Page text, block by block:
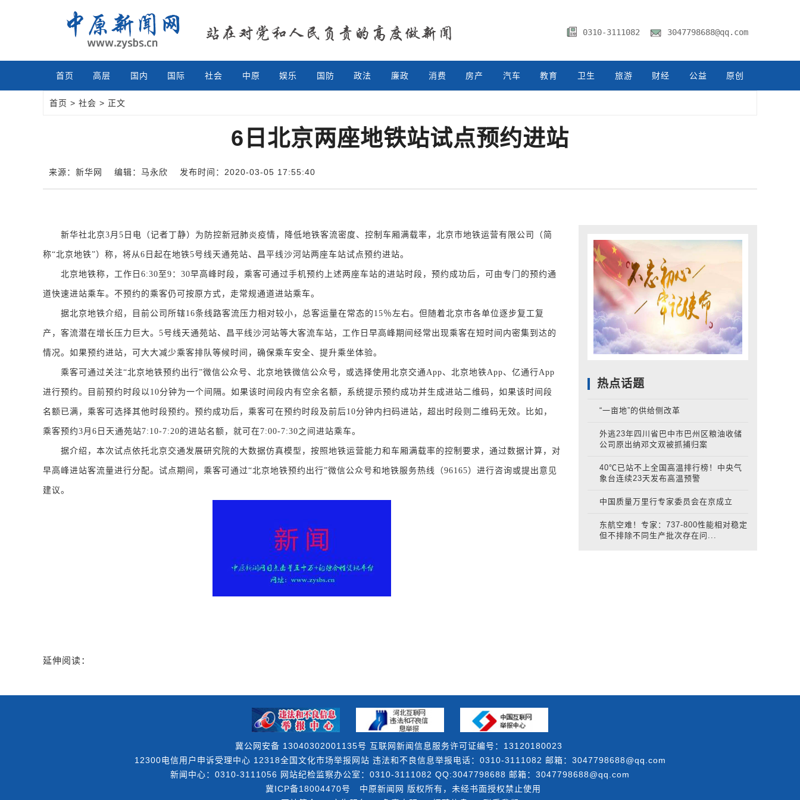
0310-3111082 3047798688@qq.com
首页 高层 国内 国际 社会 中原 娱乐 国防 政法 廉政 消费 房产 汽车 教育 卫生 旅游 财经 公益 原创
首页 > 社会 > 正文
6日北京两座地铁站试点预约进站
来源：新华网 编辑：马永欣 发布时间：2020-03-05 17:55:40
新华社北京3月5日电（记者丁静）为防控新冠肺炎疫情，降低地铁客流密度、控制车厢满载率，北京市地铁运营有限公司（简
称“北京地铁”）称，将从6日起在地铁5号线天通苑站、昌平线沙河站两座车站试点预约进站。
北京地铁称，工作日6:30至9：30早高峰时段，乘客可通过手机预约上述两座车站的进站时段，预约成功后，可由专门的预约通
道快速进站乘车。不预约的乘客仍可按原方式，走常规通道进站乘车。
据北京地铁介绍，目前公司所辖16条线路客流压力相对较小，总客运量在常态的15％左右。但随着北京市各单位逐步复工复
产，客流潜在增长压力巨大。5号线天通苑站、昌平线沙河站等大客流车站，工作日早高峰期间经常出现乘客在短时间内密集到达的
情况。如果预约进站，可大大减少乘客排队等候时间，确保乘车安全、提升乘坐体验。
乘客可通过关注“北京地铁预约出行”微信公众号、北京地铁微信公众号，或选择使用北京交通App、北京地铁App、亿通行App
进行预约。目前预约时段以10分钟为一个间隔。如果该时间段内有空余名额，系统提示预约成功并生成进站二维码，如果该时间段
名额已满，乘客可选择其他时段预约。预约成功后，乘客可在预约时段及前后10分钟内扫码进站，超出时段则二维码无效。比如，
乘客预约3月6日天通苑站7:10-7:20的进站名额，就可在7:00-7:30之间进站乘车。
据介绍，本次试点依托北京交通发展研究院的大数据仿真模型，按照地铁运营能力和车厢满载率的控制要求，通过数据计算，对
早高峰进站客流量进行分配。试点期间，乘客可通过“北京地铁预约出行”微信公众号和地铁服务热线（96165）进行咨询或提出意见
建议。
延伸阅读：
热点话题
“一亩地”的供给侧改革
外逃23年四川省巴中市巴州区粮油收储
公司原出纳邓文双被抓捕归案
40℃已站不上全国高温排行榜！中央气
象台连续23天发布高温预警
中国质量万里行专家委员会在京成立
东航空难！专家：737-800性能相对稳定
但不排除不同生产批次存在问...
冀公网安备 13040302001135号 互联网新闻信息服务许可证编号：13120180023
12300电信用户申诉受理中心 12318全国文化市场举报网站 违法和不良信息举报电话：0310-3111082 邮箱：3047798688@qq.com
新闻中心：0310-3111056 网站纪检监察办公室：0310-3111082 QQ:3047798688 邮箱：3047798688@qq.com
冀ICP备18004470号
中原新闻网 版权所有，未经书面授权禁止使用